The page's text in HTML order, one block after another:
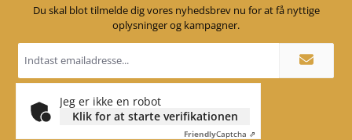
Du skal blot tilmelde dig vores nyhedsbrev nu for at få nyttige
oplysninger og kampagner.
Email
adresse
Jeg er ikke en robot
Klik for at starte verifikationen
FriendlyCaptcha ⇗